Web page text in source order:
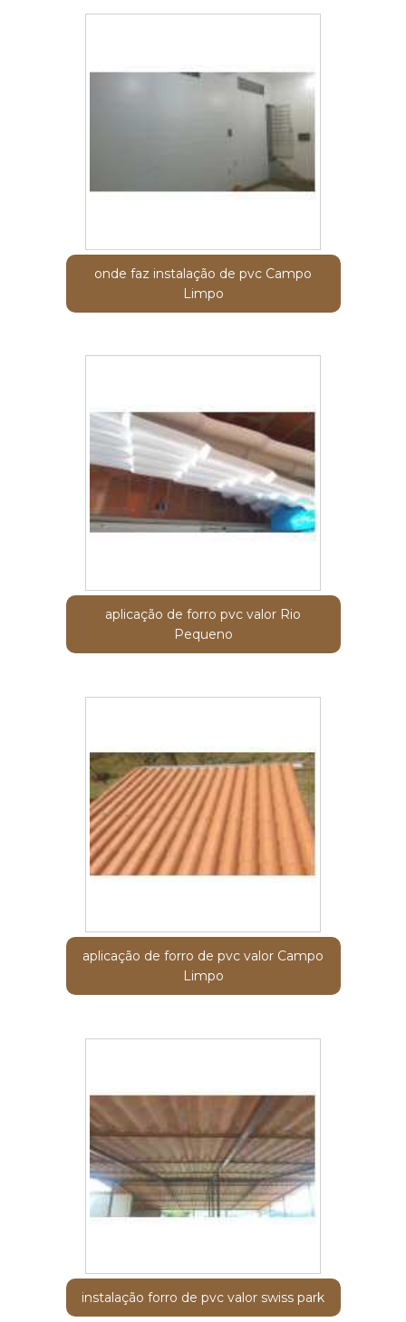
onde faz instalação de pvc Campo
Limpo
aplicação de forro pvc valor Rio
Pequeno
aplicação de forro de pvc valor Campo
Limpo
instalação forro de pvc valor swiss park